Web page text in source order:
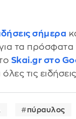
σήμερα
τα πρόσφατα
Skai.gr στο
τις
πύραυλος